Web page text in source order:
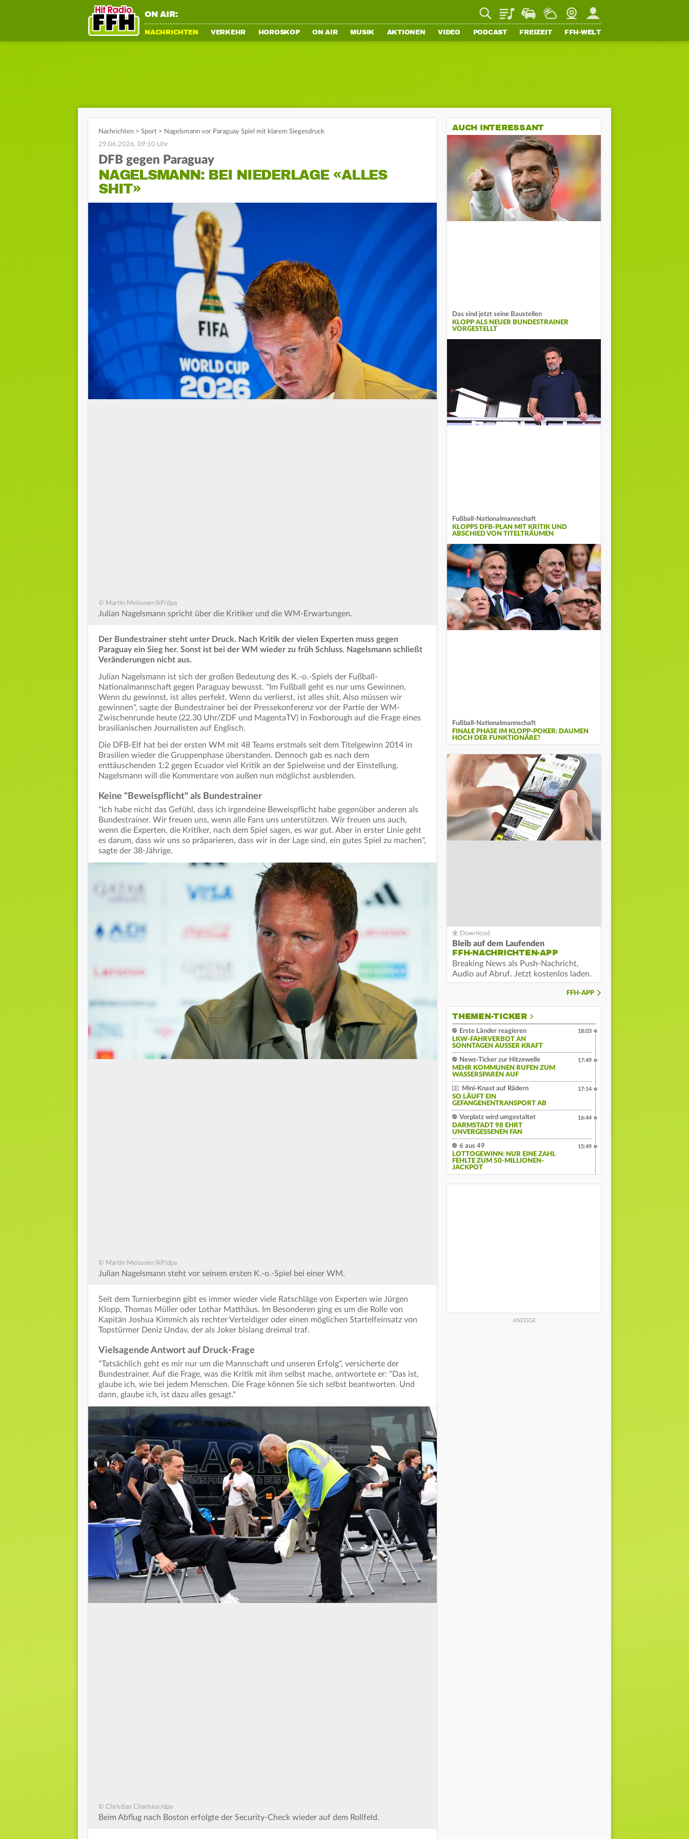
ON AIR: PlaylistStaupilotWetterWebcamMein FFH
NACHRICHTEN VERKEHR HOROSKOP ON AIR MUSIK AKTIONEN VIDEO PODCAST FREIZEIT FFH-WELT
Nachrichten > Sport > Nagelsmann vor Paraguay Spiel mit klarem Siegesdruck
29.06.2026, 09:10 Uhr
DFB gegen Paraguay
NAGELSMANN: BEI NIEDERLAGE «ALLES
SHIT»
© Martin Meissner/AP/dpa
Julian Nagelsmann spricht über die Kritiker und die WM-Erwartungen.
Der Bundestrainer steht unter Druck. Nach Kritik der vielen Experten muss gegen
Paraguay ein Sieg her. Sonst ist bei der WM wieder zu früh Schluss. Nagelsmann schließt
Veränderungen nicht aus.
Julian Nagelsmann ist sich der großen Bedeutung des K.-o.-Spiels der Fußball-
Nationalmannschaft gegen Paraguay bewusst. "Im Fußball geht es nur ums Gewinnen.
Wenn du gewinnst, ist alles perfekt. Wenn du verlierst, ist alles shit. Also müssen wir
gewinnen", sagte der Bundestrainer bei der Pressekonferenz vor der Partie der WM-
Zwischenrunde heute (22.30 Uhr/ZDF und MagentaTV) in Foxborough auf die Frage eines
brasilianischen Journalisten auf Englisch.
Die DFB-Elf hat bei der ersten WM mit 48 Teams erstmals seit dem Titelgewinn 2014 in
Brasilien wieder die Gruppenphase überstanden. Dennoch gab es nach dem
enttäuschenden 1:2 gegen Ecuador viel Kritik an der Spielweise und der Einstellung.
Nagelsmann will die Kommentare von außen nun möglichst ausblenden.
Keine "Beweispflicht" als Bundestrainer
"Ich habe nicht das Gefühl, dass ich irgendeine Beweispflicht habe gegenüber anderen als
Bundestrainer. Wir freuen uns, wenn alle Fans uns unterstützen. Wir freuen uns auch,
wenn die Experten, die Kritiker, nach dem Spiel sagen, es war gut. Aber in erster Linie geht
es darum, dass wir uns so präparieren, dass wir in der Lage sind, ein gutes Spiel zu machen",
sagte der 38-Jährige.
© Martin Meissner/AP/dpa
Julian Nagelsmann steht vor seinem ersten K.-o.-Spiel bei einer WM.
Seit dem Turnierbeginn gibt es immer wieder viele Ratschläge von Experten wie Jürgen
Klopp, Thomas Müller oder Lothar Matthäus. Im Besonderen ging es um die Rolle von
Kapitän Joshua Kimmich als rechter Verteidiger oder einen möglichen Startelfeinsatz von
Topstürmer Deniz Undav, der als Joker bislang dreimal traf.
Vielsagende Antwort auf Druck-Frage
"Tatsächlich geht es mir nur um die Mannschaft und unseren Erfolg", versicherte der
Bundestrainer. Auf die Frage, was die Kritik mit ihm selbst mache, antwortete er: "Das ist,
glaube ich, wie bei jedem Menschen. Die Frage können Sie sich selbst beantworten. Und
dann, glaube ich, ist dazu alles gesagt."
© Christian Charisius/dpa
Beim Abflug nach Boston erfolgte der Security-Check wieder auf dem Rollfeld.
AUCH INTERESSANT
Das sind jetzt seine Baustellen
KLOPP ALS NEUER BUNDESTRAINER
VORGESTELLT
Fußball-Nationalmannschaft
KLOPPS DFB-PLAN MIT KRITIK UND
ABSCHIED VON TITELTRÄUMEN
Fußball-Nationalmannschaft
FINALE PHASE IM KLOPP-POKER: DAUMEN
HOCH DER FUNKTIONÄRE?
Bleib auf dem Laufenden
FFH-NACHRICHTEN-APP
Breaking News als Push-Nachricht,
Audio auf Abruf. Jetzt kostenlos laden.
FFH-APP
THEMEN-TICKER
Erste Länder reagieren
LKW-FAHRVERBOT AN
SONNTAGEN AUSSER KRAFT
18:03
News-Ticker zur Hitzewelle
MEHR KOMMUNEN RUFEN ZUM
WASSERSPAREN AUF
17:49
Mini-Knast auf Rädern
SO LÄUFT EIN
GEFANGENENTRANSPORT AB
17:14
Vorplatz wird umgestaltet
DARMSTADT 98 EHRT
UNVERGESSENEN FAN
16:44
6 aus 49
LOTTOGEWINN: NUR EINE ZAHL
FEHLTE ZUM 50-MILLIONEN-
JACKPOT
15:49